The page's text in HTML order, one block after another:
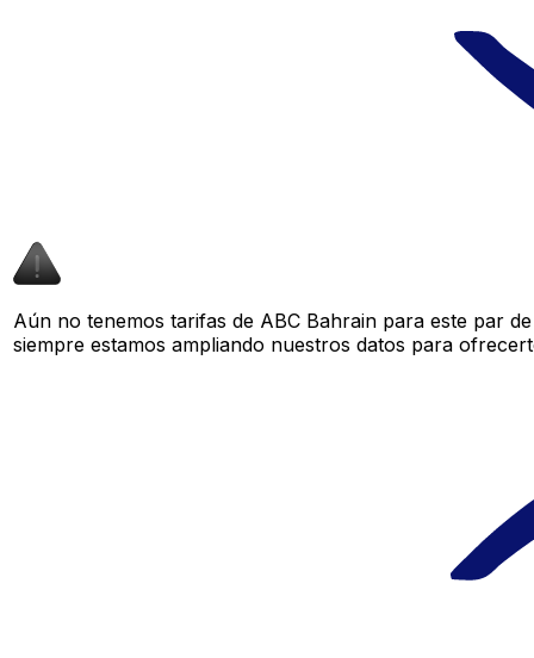
Aún no tenemos tarifas de ABC Bahrain para este par
siempre estamos ampliando nuestros datos para